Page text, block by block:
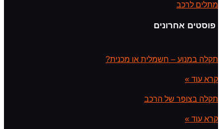
מתלים לרכב
פוסטים אחרונים
תקלה במנוע – חשמלית או מכנית?
קרא עוד »
תקלה בצופר של הרכב
קרא עוד »